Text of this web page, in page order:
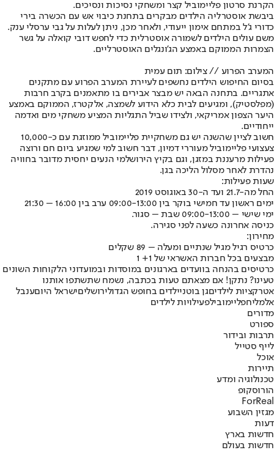
הקרנת סרטון פליימוביל קצר ומשחקי נסיכות ונסיכים.
ביבשת אוסטרליה הילדים מבקרים בתחנת כיבוי אש עם הכשרה בירי
כדורי ג'ל במתחם אימון ייעודי, ולאחר מכן, ניתן לעלות על גבי ערסלי ענק.
משם עולים הילדים לשמורה אוסטרלית כדי לחפש דובי קואלה על גשר
הצמרות הממוקם באמצע הג'ונגלים האוסטרליים.
המערב הפרוע // צילום: תום עמית
בסיום החיפוש הילדים נחשפים לעיירת המערב הפרוע עם מתקנים
אתגריים. בתחנה הבאה יש מבצר אבירים בו מתאמנים בקרב חרבות
(מפלסטיק), ומגיעים לבית כלא הידוע לשמצה, אלקטרז, הממוקם באמצע
היער הצפון אמריקאי, ולצידו שביל התגליות המציע משחקי מים ואדמה
ייחודיים.
חשוב לציין שהשנה יש גם משחקיית פליימוביל ממוזגת עם כ-10,000
צעצועי פליימוביל מעוררי דמיון, דבר חשוב למי שמגיע ביום חם ורוצה
פעילות מרעננת במזגן, וגם בקיץ הירושלמי הנעים יחסית מדובר בחוויה
נהדרת לאחר מסלול הליכה בגן.
שעות פעילות:
החל מה-21.7 ועד ה-30 באוגוסט 2019
ימים ראשון עד חמישי בוקר בין 09:00-13:00 ערב בין 16:00 – 21:30
ימי שישי – 09:00-13:00 שבת – סגור.
כניסה אחרונה כשעה לפני סגירה.
מחירון:
כרטיס רגיל מגיל שנתיים ומעלה – 89 שקלים
מבצעים בכל חברות האשראי של 1+ 1
כרטיסים בהנחה בוועדים בארגונים במוסדות ובמועדוני הלקוחות השונים
טעינו? נתקן! אם מצאתם טעות בכתבה, נשמח שתשתפו אותנו
אטרקציות לילדיםגן בוטניילדים בחופש הגדולירושליםישראל היוםענבל
אלמליחפליימובילפעילויות לילדים
מדורים
ספורט
תרבות ובידור
לייף סטייל
אוכל
תיירות
טכנולוגיה ומדע
הורוסקופ
ForReal
מגזין השבוע
דעות
חדשות בארץ
חדשות בעולם